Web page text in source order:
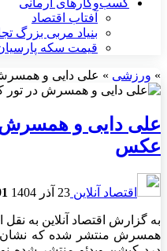
کسب‌وکارهای آرمانی
آفتاب اقتصاد
بنیاد مربی بزرگ
قیمت سکه
» ورزشی » علی دایی و
علی دایی و همسرش
عکس
اقتصاد آنلاین 23 آذر 1404
به گزارش اقتصاد آنلاین به نقل
همسرش منتشر شده که نشان